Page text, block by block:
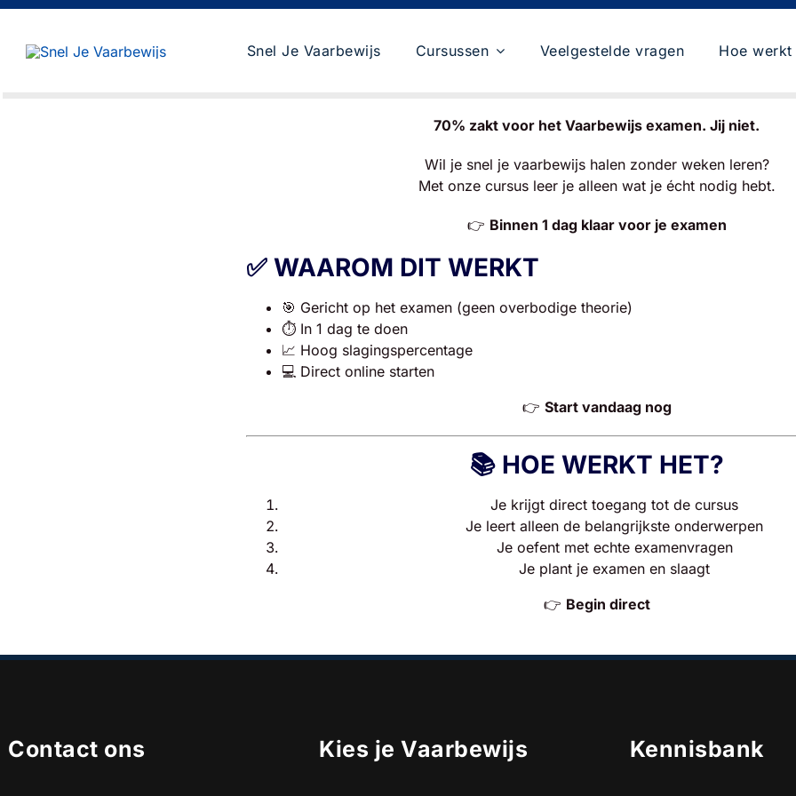
Skip
content
Snel Je Vaarbewijs Cursussen Veelgestelde vragen Hoe werkt
70% zakt voor hetVaarbewijs examen. Jij niet.
Wil je snel je vaarbewijs halen zonder weken leren?
Met onze cursus leer je alleen wat je écht nodig hebt.
👉 Binnen 1 dag klaar voor je examen
✅ WAAROM DIT WERKT
🎯 Gericht op het examen (geen overbodige theorie)
⏱ In 1 dag te doen
📈 Hoog slagingspercentage
💻 Direct online starten
👉 Start vandaag nog
📚 HOE WERKT HET?
Je krijgt direct toegang tot de cursus
Je leert alleen de belangrijkste onderwerpen
Je oefent met echte examenvragen
Je plant je examen en slaagt
👉 Begin direct
Contact ons Kies je Vaarbewijs Kennisbank